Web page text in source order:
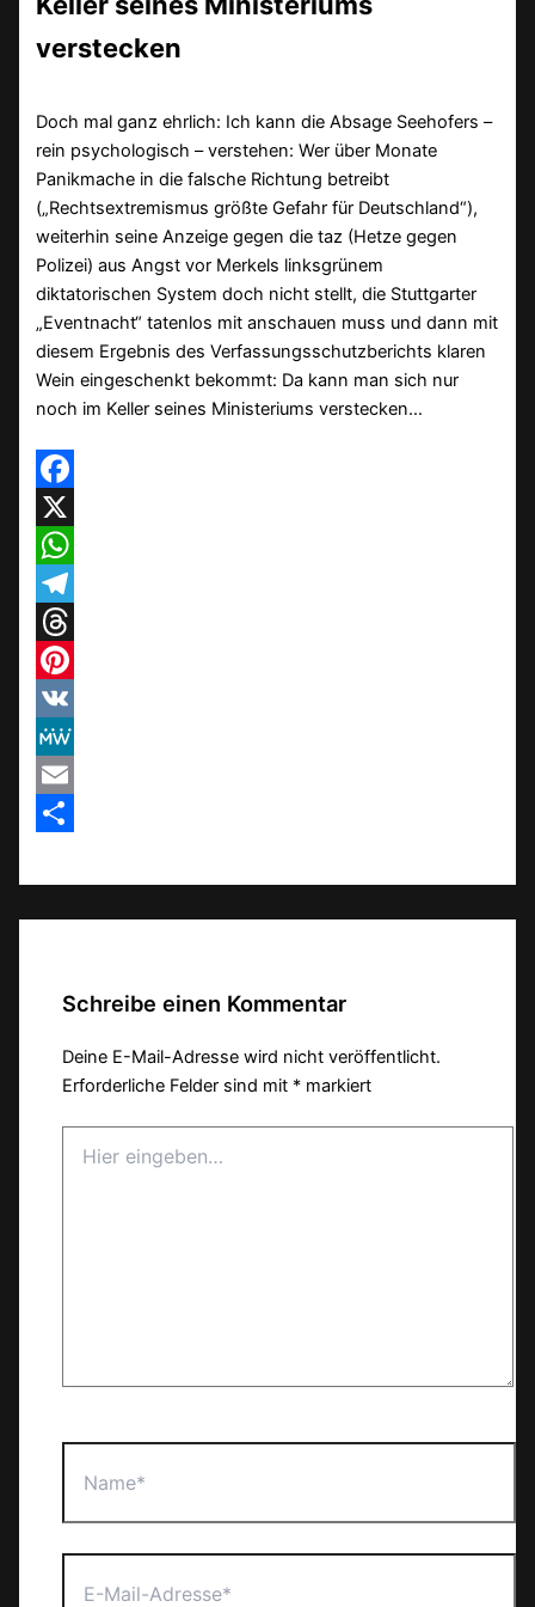
verstecken
Doch mal ganz ehrlich: Ich kann die Absage Seehofers –
rein psychologisch – verstehen: Wer über Monate
Panikmache in die falsche Richtung betreibt
(„Rechtsextremismus größte Gefahr für Deutschland“),
weiterhin seine Anzeige gegen die taz (Hetze gegen
Polizei) aus Angst vor Merkels linksgrünem
diktatorischen System doch nicht stellt, die Stuttgarter
„Eventnacht“ tatenlos mit anschauen muss und dann mit
diesem Ergebnis des Verfassungsschutzberichts klaren
Wein eingeschenkt bekommt: Da kann man sich nur
noch im Keller seines Ministeriums verstecken…
Facebook
X
WhatsApp
Telegram
Threads
Pinterest
VK
MeWe
Email
Schreibe einen Kommentar
Deine E-Mail-Adresse wird nicht veröffentlicht.
Erforderliche Felder sind mit * markiert
eingeben…
Mail-